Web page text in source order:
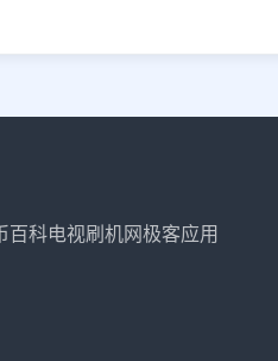
百科电视刷机网极客应用